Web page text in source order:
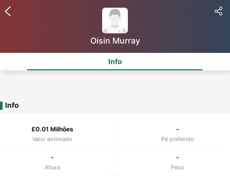
Oisin Murray
Info
Info
£0.01 Milhões
Valor estimado
-
Pé preferido
-
Altura
-
Peso